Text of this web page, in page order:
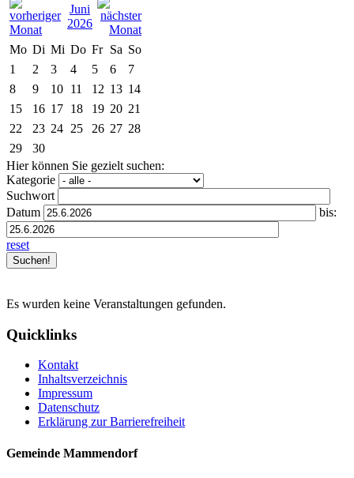
Juni
2026
Mo Di Mi Do Fr Sa So
1
2 3 4 5 6
7
8
9 10 11 12 13 14
15
16 17 18 19 20 21
22
23 24 25 26 27 28
29
30
Hier können Sie gezielt suchen:
Kategorie
Suchwort
Datum
bis:
reset
Es wurden keine Veranstaltungen gefunden.
Quicklinks
Kontakt
Inhaltsverzeichnis
Impressum
Datenschutz
Erklärung zur Barrierefreiheit
Gemeinde Mammendorf